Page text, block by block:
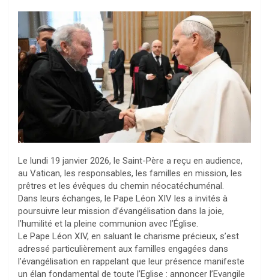
Le lundi 19 janvier 2026, le Saint-Père a reçu en audience,
au Vatican, les responsables, les familles en mission, les
prêtres et les évêques du chemin néocatéchuménal.
Dans leurs échanges, le Pape Léon XIV les a invités à
poursuivre leur mission d’évangélisation dans la joie,
l’humilité et la pleine communion avec l’Église.
Le Pape Léon XIV, en saluant le charisme précieux, s’est
adressé particulièrement aux familles engagées dans
l’évangélisation en rappelant que leur présence manifeste
un élan fondamental de toute l’Eglise : annoncer l’Evangile